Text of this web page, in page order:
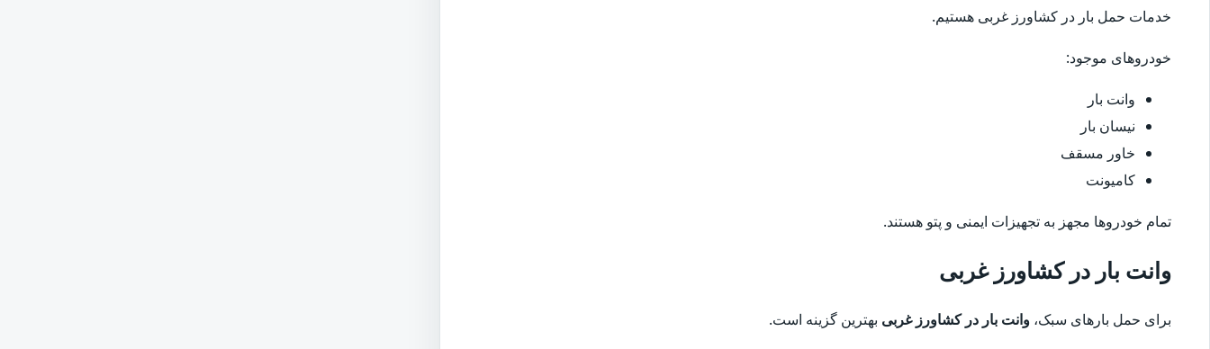
خدمات حمل بار در کشاورز غربی هستیم.
خودروهای موجود:
وانت بار
نیسان بار
خاور مسقف
کامیونت
تمام خودروها مجهز به تجهیزات ایمنی و پتو هستند.
وانت بار در کشاورز غربی
برای حمل بارهای سبک، وانت بار در کشاورز غربی بهترین گزینه است.